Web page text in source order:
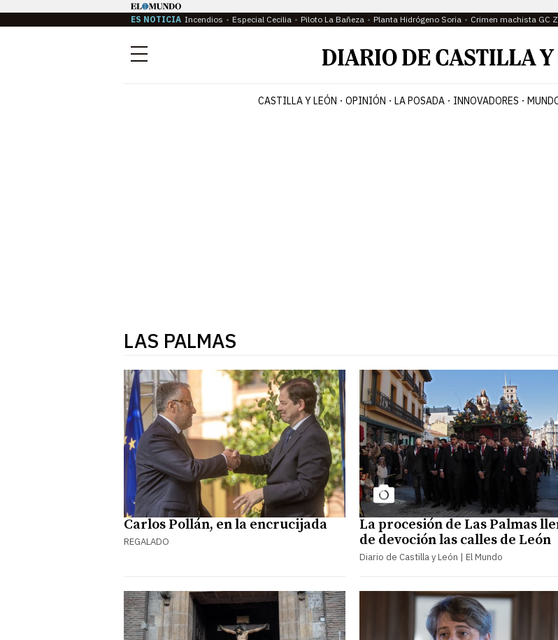
ES NOTICIA Incendios Especial Cecilia Piloto La Bañeza Planta Hidrógeno Soria Crimen machista GC
Menú
CASTILLA Y LEÓN OPINIÓN LA POSADA INNOVADORES
LAS PALMAS
Carlos Pollán, en la encrucijada
REGALADO
La procesión de Las Palmas
de devoción las calles de León
Diario de Castilla y León | El Mundo